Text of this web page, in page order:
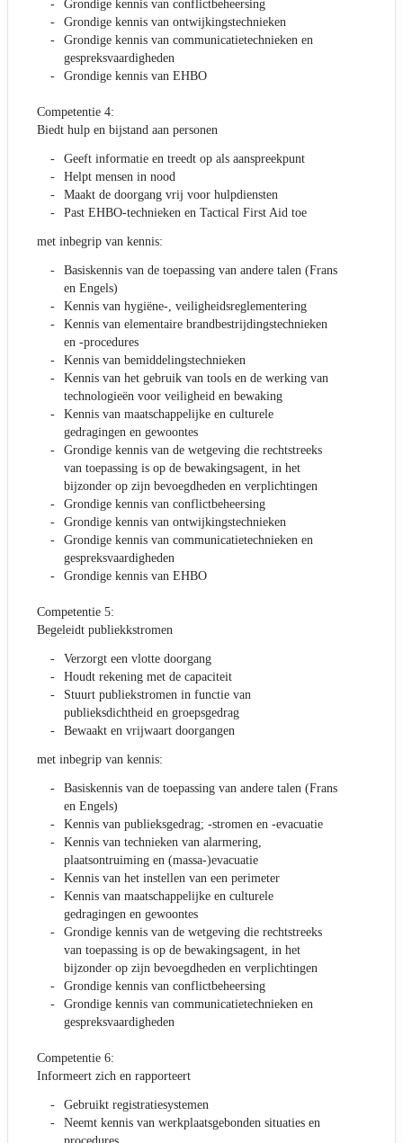
Grondige kennis van conflictbeheersing
Grondige kennis van ontwijkingstechnieken
Grondige kennis van communicatietechnieken en
gespreksvaardigheden
Grondige kennis van EHBO
Competentie 4:
Biedt hulp en bijstand aan personen
Geeft informatie en treedt op als aanspreekpunt
Helpt mensen in nood
Maakt de doorgang vrij voor hulpdiensten
Past EHBO-technieken en Tactical First Aid toe
met inbegrip van kennis:
Basiskennis van de toepassing van andere talen (Frans
en Engels)
Kennis van hygiëne-, veiligheidsreglementering
Kennis van elementaire brandbestrijdingstechnieken
en -procedures
Kennis van bemiddelingstechnieken
Kennis van het gebruik van tools en de werking van
technologieën voor veiligheid en bewaking
Kennis van maatschappelijke en culturele
gedragingen en gewoontes
Grondige kennis van de wetgeving die rechtstreeks
van toepassing is op de bewakingsagent, in het
bijzonder op zijn bevoegdheden en verplichtingen
Grondige kennis van conflictbeheersing
Grondige kennis van ontwijkingstechnieken
Grondige kennis van communicatietechnieken en
gespreksvaardigheden
Grondige kennis van EHBO
Competentie 5:
Begeleidt publiekkstromen
Verzorgt een vlotte doorgang
Houdt rekening met de capaciteit
Stuurt publiekstromen in functie van
publieksdichtheid en groepsgedrag
Bewaakt en vrijwaart doorgangen
met inbegrip van kennis:
Basiskennis van de toepassing van andere talen (Frans
en Engels)
Kennis van publieksgedrag; -stromen en -evacuatie
Kennis van technieken van alarmering,
plaatsontruiming en (massa-)evacuatie
Kennis van het instellen van een perimeter
Kennis van maatschappelijke en culturele
gedragingen en gewoontes
Grondige kennis van de wetgeving die rechtstreeks
van toepassing is op de bewakingsagent, in het
bijzonder op zijn bevoegdheden en verplichtingen
Grondige kennis van conflictbeheersing
Grondige kennis van communicatietechnieken en
gespreksvaardigheden
Competentie 6:
Informeert zich en rapporteert
Gebruikt registratiesystemen
Neemt kennis van werkplaatsgebonden situaties en